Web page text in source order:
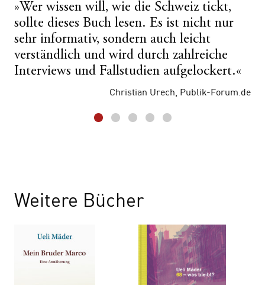
»Wer wissen will, wie die Schweiz tickt,
sollte dieses Buch lesen. Es ist nicht nur
sehr informativ, sondern auch leicht
verständlich und wird durch zahlreiche
Interviews und Fallstudien aufgelockert.«
Christian Urech, Publik-Forum.de
Weitere Bücher